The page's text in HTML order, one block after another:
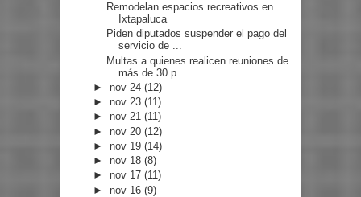
Remodelan espacios recreativos en
Ixtapaluca
Piden diputados suspender el pago del
servicio de ...
Multas a quienes realicen reuniones de
más de 30 p...
► nov 24(12)
► nov 23(11)
► nov 21(11)
► nov 20(12)
► nov 19(14)
► nov 18(8)
► nov 17(11)
► nov 16(9)